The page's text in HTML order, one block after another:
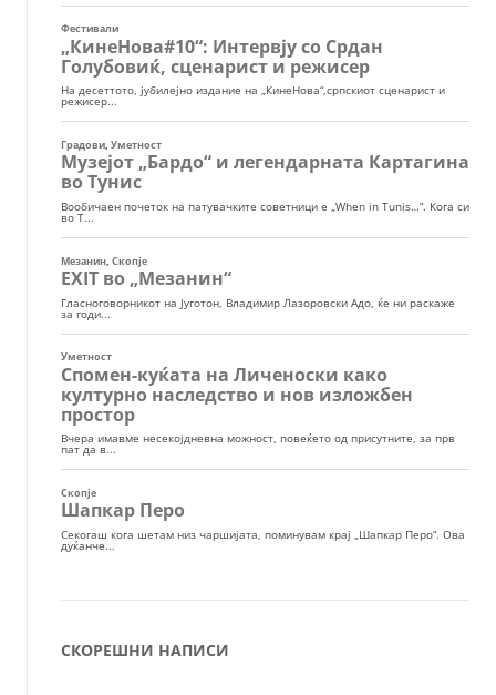
СКОРЕШНИ НАПИСИ